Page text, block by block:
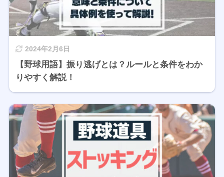
2024年2月6日
【野球用語】振り逃げとは？ルールと条件をわか
りやすく解説！